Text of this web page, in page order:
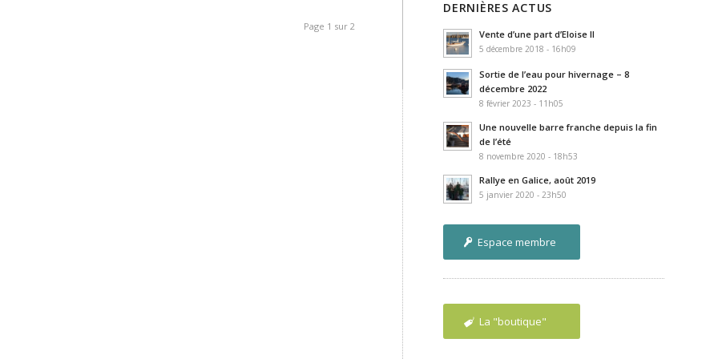
Page 1 sur 2
DERNIÈRES ACTUS
Vente d’une part d’Eloise II
5 décembre 2018 - 16h09
Sortie de l’eau pour hivernage – 8
décembre 2022
8 février 2023 - 11h05
Une nouvelle barre franche depuis la fin
de l’été
8 novembre 2020 - 18h53
Rallye en Galice, août 2019
5 janvier 2020 - 23h50
Espace membre
La "boutique"